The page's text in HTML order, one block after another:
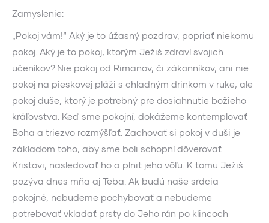
Zamyslenie:
„Pokoj vám!“ Aký je to úžasný pozdrav, popriať niekomu
pokoj. Aký je to pokoj, ktorým Ježiš zdraví svojich
učeníkov? Nie pokoj od Rimanov, či zákonníkov, ani nie
pokoj na pieskovej pláži s chladným drinkom v ruke, ale
pokoj duše, ktorý je potrebný pre dosiahnutie božieho
kráľovstva. Keď sme pokojní, dokážeme kontemplovať
Boha a triezvo rozmýšľať. Zachovať si pokoj v duši je
základom toho, aby sme boli schopní dôverovať
Kristovi, nasledovať ho a plniť jeho vôľu. K tomu Ježiš
pozýva dnes mňa aj Teba. Ak budú naše srdcia
pokojné, nebudeme pochybovať a nebudeme
potrebovať vkladať prsty do Jeho rán po klincoch